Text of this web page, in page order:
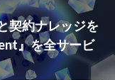
契約ナレッジを
』を全サービ